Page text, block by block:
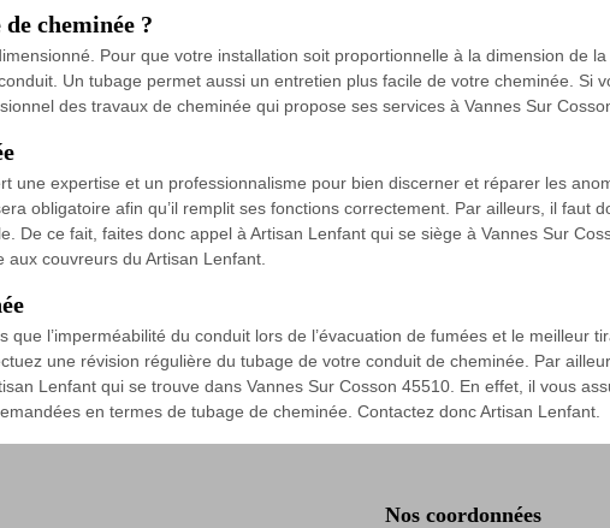
cheminée ?
Pour que votre installation soit proportionnelle à la dimension de
Un tubage permet aussi un entretien plus facile de votre cheminée. Si
des travaux de cheminée qui propose ses services à Vannes Sur
une expertise et un professionnalisme pour bien discerner et réparer les
obligatoire afin qu’il remplit ses fonctions correctement. Par ailleurs, il faut
De ce fait, faites donc appel à Artisan Lenfant qui se siège à Vannes Sur
couvreurs du Artisan Lenfant.
l’imperméabilité du conduit lors de l’évacuation de fumées et le meilleur
une révision régulière du tubage de votre conduit de cheminée. Par
Lenfant qui se trouve dans Vannes Sur Cosson 45510. En effet, il vous
en termes de tubage de cheminée. Contactez donc Artisan Lenfant.
Nos coordonnées